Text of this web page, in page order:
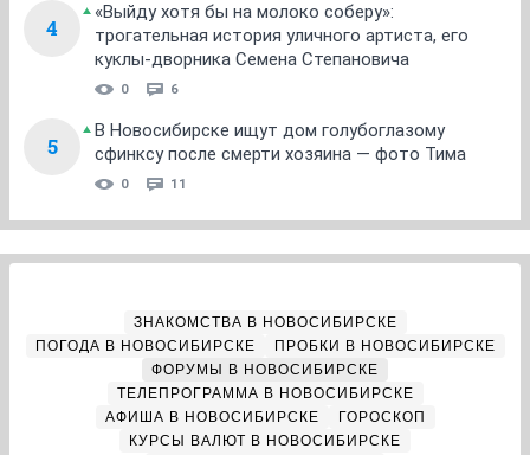
4
«Выйду хотя бы на молоко соберу»:
трогательная история уличного артиста, его
куклы-дворника Семена Степановича
0 6
5
В Новосибирске ищут дом голубоглазому
сфинксу после смерти хозяина — фото Тима
0 11
ЗНАКОМСТВА В НОВОСИБИРСКЕ
ПОГОДА В НОВОСИБИРСКЕ
ПРОБКИ В НОВОСИБИРСКЕ
ФОРУМЫ В НОВОСИБИРСКЕ
ТЕЛЕПРОГРАММА В НОВОСИБИРСКЕ
АФИША В НОВОСИБИРСКЕ
ГОРОСКОП
КУРСЫ ВАЛЮТ В НОВОСИБИРСКЕ